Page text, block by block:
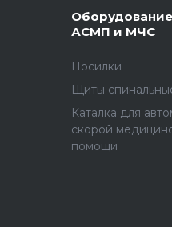
АСМП и МЧС
Носилки
Щиты
Каталка для
скорой
помощи